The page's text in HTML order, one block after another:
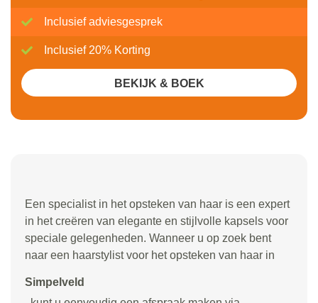
Een specialist in het opsteken van haar is een expert
in het creëren van elegante en stijlvolle kapsels voor
speciale gelegenheden. Wanneer u op zoek bent
naar een haarstylist voor het opsteken van haar in
Simpelveld
Inclusief adviesgesprek
Inclusief 20% Korting
BEKIJK & BOEK